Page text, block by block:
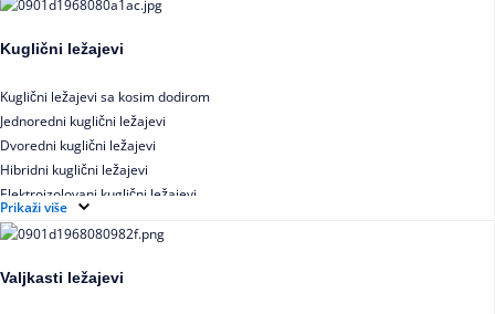
Kuglični ležajevi
Kuglični ležajevi sa kosim dodirom
Jednoredni kuglični ležajevi
Dvoredni kuglični ležajevi
Hibridni kuglični ležajevi
Elektroizolovani kuglični ležajevi
Samopodesivi kuglični ležajevi
Aksijalni kuglični ležajevi
Kuglični ležajevi od nerđajućeg čelika
Prikaži više
Valjkasti ležajevi